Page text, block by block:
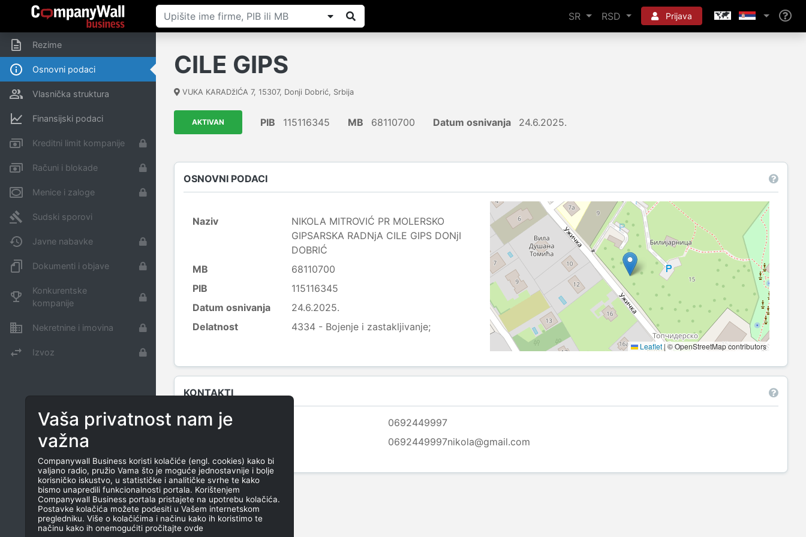
SR RSD Prijava
Rezime
Osnovni podaci
Vlasnička struktura
Finansijski podaci
Kreditni limit kompanije
Računi i blokade
Menice i zaloge
Sudski sporovi
Javne nabavke
Dokumenti i objave
Konkurentske
kompanije
Nekretnine i imovina
Izvoz
CILE GIPS
VUKA KARADžIĆA 7, 15307, Donji Dobrić, Srbija
AKTIVAN PIB 115116345 MB 68110700 Datum osnivanja 24.6.2025.
OSNOVNI PODACI
Naziv
NIKOLA MITROVIĆ PR MOLERSKO
GIPSARSKA RADNjA CILE GIPS DONjI
DOBRIĆ
MB
68110700
PIB
115116345
Datum osnivanja
24.6.2025.
Delatnost
4334 - Bojenje i zastakljivanje;
Leaflet| © OpenStreetMap contributors
KONTAKTI
TEL
0692449997
0692449997nikola@gmail.com
Vaša privatnost nam je
važna
Companywall Business koristi kolačiće (engl. cookies) kako bi
valjano radio, pružio Vama što je moguće jednostavnije i bolje
korisničko iskustvo, u statističke i analitičke svrhe te kako
bismo unapredili funkcionalnosti portala. Korištenjem
Companywall Business portala pristajete na upotrebu kolačića.
Postavke kolačića možete podesiti u Vašem internetskom
pregledniku. Više o kolačićima i načinu kako ih koristimo te
načinu kako ih onemogućiti pročitajte ovde